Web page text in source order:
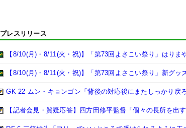
プレスリリース
【8/10(月)・8/11(火・祝)】「第73回よさこい祭り」はり
【8/10(月)・8/11(火・祝)】「第73回よさこい祭り」新グッ
GK 22 ムン・キョンゴン「背後の対応後にまたしっかり戻
【記者会見・質疑応答】四方田修平監督「個々の長所を出